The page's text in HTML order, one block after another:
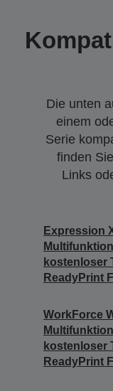
Die unten
einem
Serie
finden
Links
Expression
kostenloser
ReadyPrint
WorkForce
kostenloser
ReadyPrint